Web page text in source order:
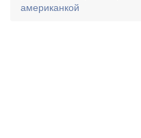
американкой